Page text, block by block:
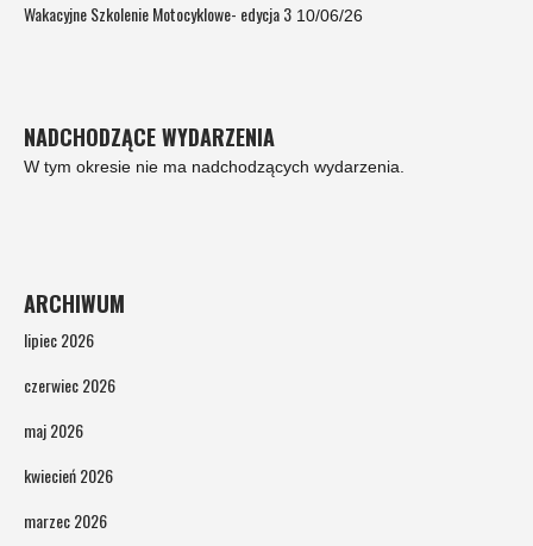
Wakacyjne Szkolenie Motocyklowe- edycja 3 10/06/26
NADCHODZĄCE WYDARZENIA
W tym okresie nie ma nadchodzących wydarzenia.
ARCHIWUM
lipiec 2026
czerwiec 2026
maj 2026
kwiecień 2026
marzec 2026